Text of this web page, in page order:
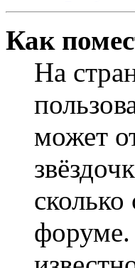
Как
На
может
форуме.